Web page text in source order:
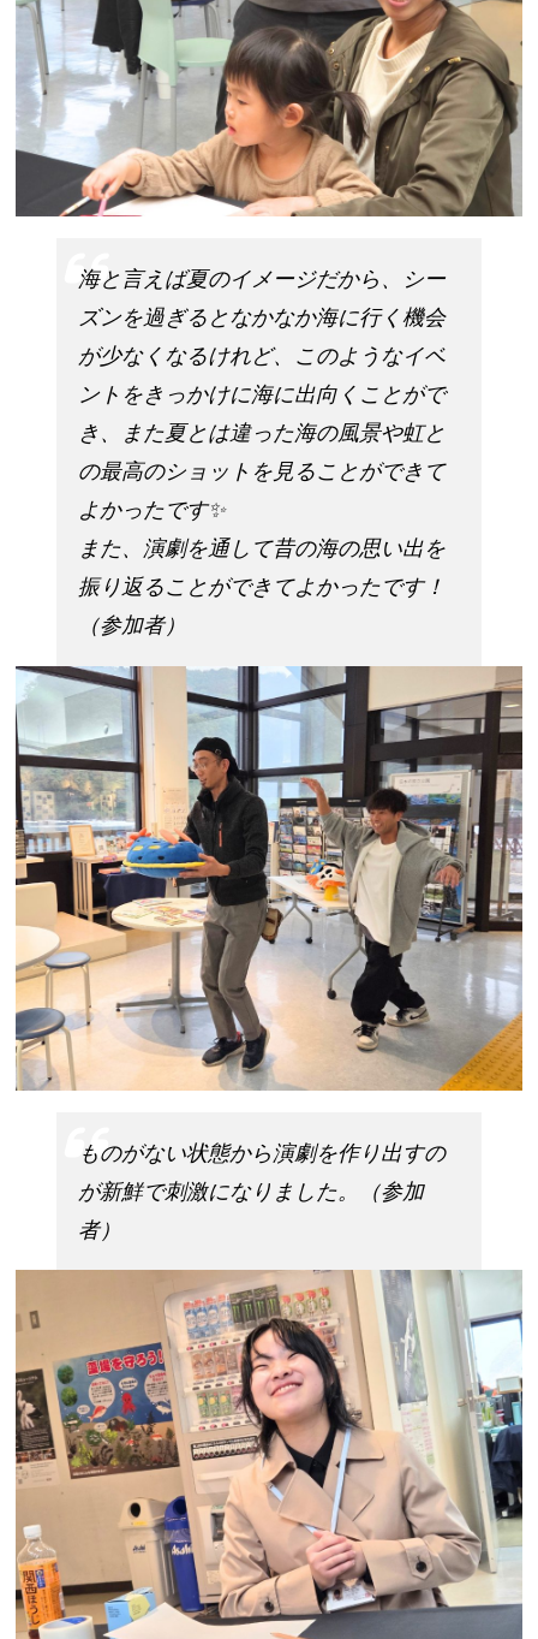
海と言えば夏のイメージだから、シー
ズンを過ぎるとなかなか海に行く機会
が少なくなるけれど、このようなイベ
ントをきっかけに海に出向くことがで
き、また夏とは違った海の風景や虹と
の最高のショットを見ることができて
よかったです✨
また、演劇を通して昔の海の思い出を
振り返ることができてよかったです！
（参加者）
ものがない状態から演劇を作り出すの
が新鮮で刺激になりました。（参加
者）